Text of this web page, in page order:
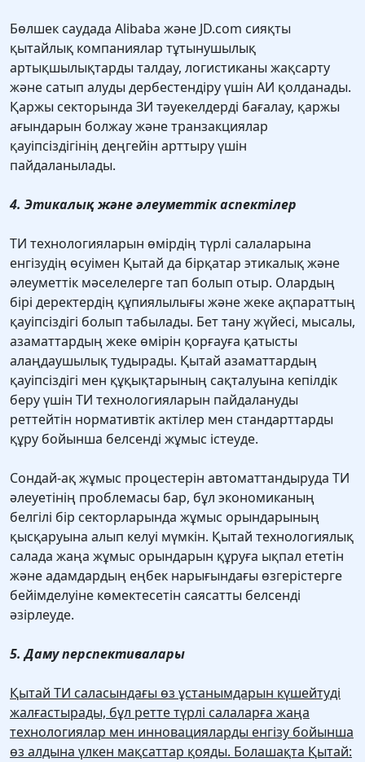
Бөлшек саудада Alibaba және JD.com сияқты
қытайлық компаниялар тұтынушылық
артықшылықтарды талдау, логистиканы жақсарту
және сатып алуды дербестендіру үшін АИ қолданады.
Қаржы секторында ЗИ тәуекелдерді бағалау, қаржы
ағындарын болжау және транзакциялар
қауіпсіздігінің деңгейін арттыру үшін
пайдаланылады.
4. Этикалық және әлеуметтік аспектілер
ТИ технологияларын өмірдің түрлі салаларына
енгізудің өсуімен Қытай да бірқатар этикалық және
әлеуметтік мәселелерге тап болып отыр. Олардың
бірі деректердің құпиялылығы және жеке ақпараттың
қауіпсіздігі болып табылады. Бет тану жүйесі, мысалы,
азаматтардың жеке өмірін қорғауға қатысты
алаңдаушылық тудырады. Қытай азаматтардың
қауіпсіздігі мен құқықтарының сақталуына кепілдік
беру үшін ТИ технологияларын пайдалануды
реттейтін нормативтік актілер мен стандарттарды
құру бойынша белсенді жұмыс істеуде.
Сондай-ақ жұмыс процестерін автоматтандыруда ТИ
әлеуетінің проблемасы бар, бұл экономиканың
белгілі бір секторларында жұмыс орындарының
қысқаруына алып келуі мүмкін. Қытай технологиялық
салада жаңа жұмыс орындарын құруға ықпал ететін
және адамдардың еңбек нарығындағы өзгерістерге
бейімделуіне көмектесетін саясатты белсенді
әзірлеуде.
5. Даму перспективалары
Қытай ТИ саласындағы өз ұстанымдарын күшейтуді
жалғастырады, бұл ретте түрлі салаларға жаңа
технологиялар мен инновацияларды енгізу бойынша
өз алдына үлкен мақсаттар қояды. Болашақта Қытай: